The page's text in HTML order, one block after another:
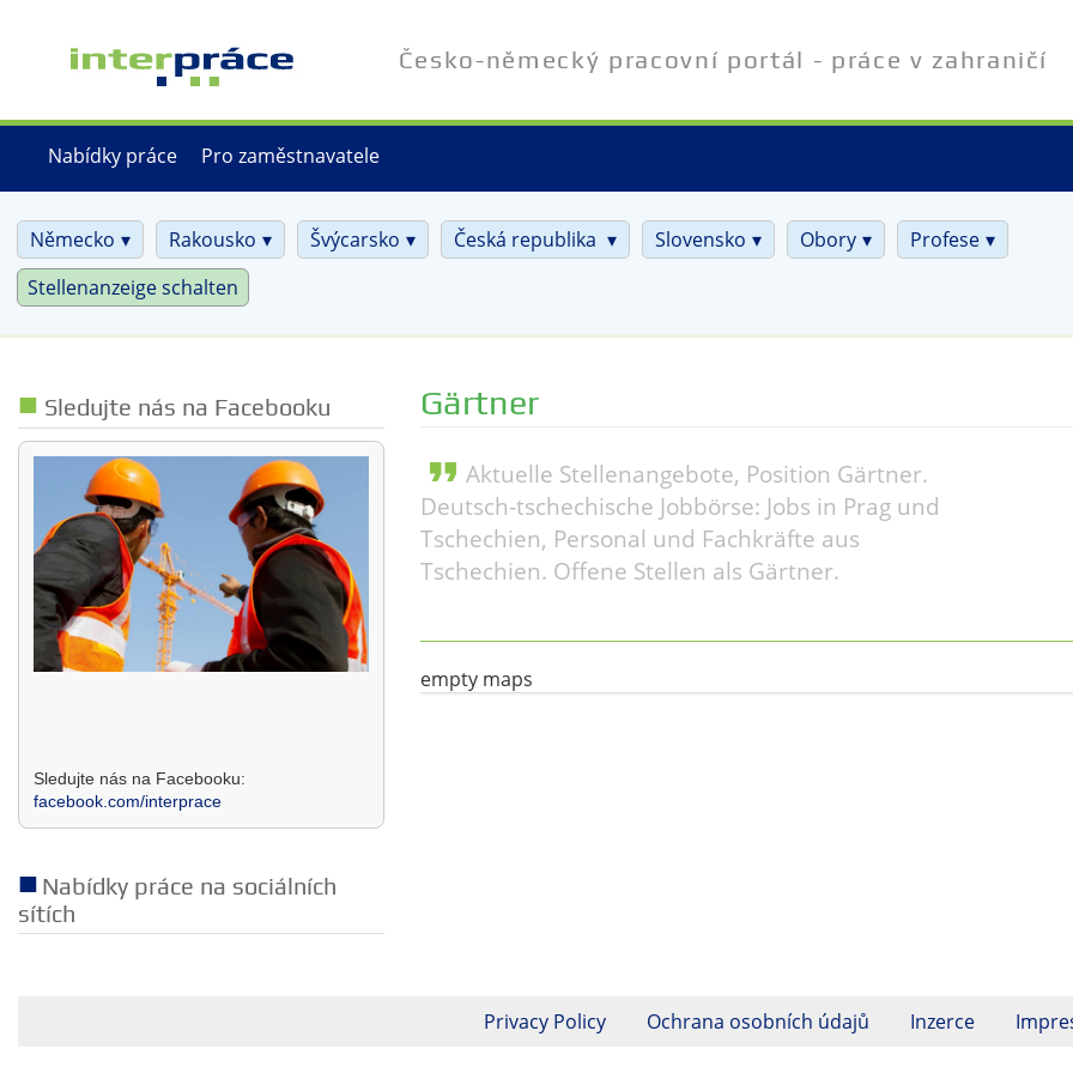
hlavnímu
Česko-německý pracovní portál - práce v zahraničí
Nabídky práce Pro zaměstnavatele
Německo Rakousko Švýcarsko Česká republika Slovensko Obory
Profese
Stellenanzeige schalten
Sledujte nás na Facebooku
Sledujte nás na Facebooku:
facebook.com/interprace
Nabídky práce na sociálních
sítích
Gärtner
format_quote Aktuelle Stellenangebote, Position Gärtner.
Deutsch-tschechische Jobbörse: Jobs in Prag und
Tschechien, Personal und Fachkräfte aus
Tschechien. Offene Stellen als Gärtner.
empty maps
Privacy Policy Ochrana osobních údajů Inzerce